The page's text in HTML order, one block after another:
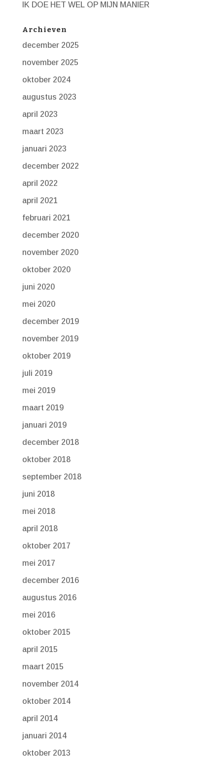
IK DOE HET WEL OP MIJN MANIER
Archieven
december 2025
november 2025
oktober 2024
augustus 2023
april 2023
maart 2023
januari 2023
december 2022
april 2022
april 2021
februari 2021
december 2020
november 2020
oktober 2020
juni 2020
mei 2020
december 2019
november 2019
oktober 2019
juli 2019
mei 2019
maart 2019
januari 2019
december 2018
oktober 2018
september 2018
juni 2018
mei 2018
april 2018
oktober 2017
mei 2017
december 2016
augustus 2016
mei 2016
oktober 2015
april 2015
maart 2015
november 2014
oktober 2014
april 2014
januari 2014
oktober 2013